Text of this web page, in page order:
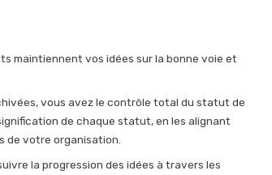
maintiennent vos idées sur la bonne voie et
vous avez le contrôle total du statut de
de chaque statut, en les alignant
de votre organisation.
la progression des idées à travers les